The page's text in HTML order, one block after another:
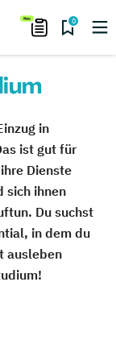
0
in
ist gut für
Dienste
sich ihnen
Du suchst
in dem du
ausleben